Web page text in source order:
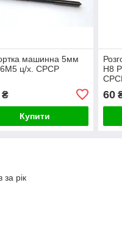
машинна 5мм
ц/х. СРСР
Купити
Н8
60
за рік